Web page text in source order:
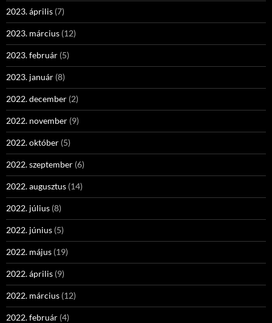
2023. április (7)
2023. március (12)
2023. február (5)
2023. január (8)
2022. december (2)
2022. november (9)
2022. október (5)
2022. szeptember (6)
2022. augusztus (14)
2022. július (8)
2022. június (5)
2022. május (19)
2022. április (9)
2022. március (12)
2022. február (4)